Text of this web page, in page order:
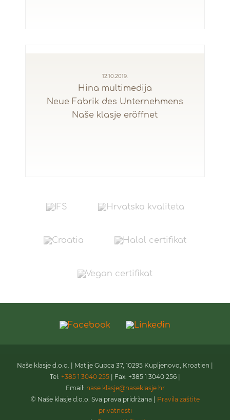
12.10.2019.
Hina multimedija
Neue Fabrik des Unternehmens
Naše klasje eröffnet
Naše klasje d.o.o. | Matije Gupca 37, 10295 Kupljenovo, Kroatien |
Tel: +385 1 3040 255 | Fax: +385 1 3040 256 |
Email: nase.klasje@naseklasje.hr
© Naše klasje d.o.o. Sva prava pridržana | Pravila zaštite
privatnosti